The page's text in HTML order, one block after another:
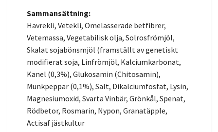
Sammansättning:
Havrekli, Vetekli, Omelasserade betfibrer,
Vetemassa, Vegetabilisk olja, Solrosfrömjöl,
Skalat sojabönsmjöl (framställt av genetiskt
modifierat soja, Linfrömjöl, Kalciumkarbonat,
Kanel (0,3%), Glukosamin (Chitosamin),
Munkpeppar (0,1%), Salt, Dikalciumfosfat, Lysin,
Magnesiumoxid, Svarta Vinbär, Grönkål, Spenat,
Rödbetor, Rosmarin, Nypon, Granatäpple,
Actisaf jästkultur